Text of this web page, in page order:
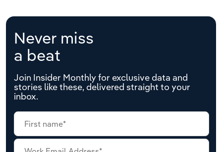
Never miss
a beat
Join Insider Monthly for exclusive data and
stories like these, delivered straight to your
inbox.